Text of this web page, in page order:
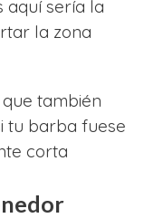
aquí sería la
la zona
también
tu barba fuese
corta